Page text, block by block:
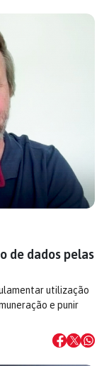
de dados pelas
utilização
e punir